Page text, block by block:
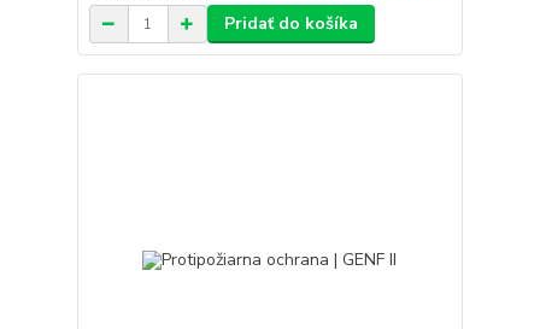
Pridať do košíka